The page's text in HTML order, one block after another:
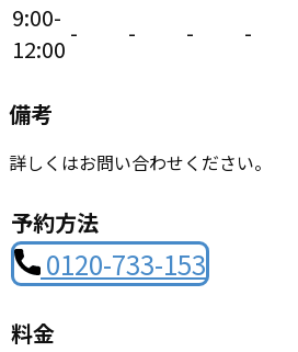
9:00-
12:00
- - - -
備考
詳しくはお問い合わせください。
予約方法
0120-733-153
料金